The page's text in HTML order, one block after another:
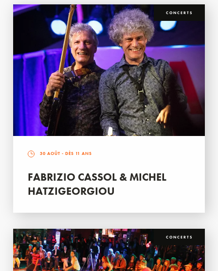
CONCERTS
30 AOÛT - DÈS 11 ANS
FABRIZIO CASSOL & MICHEL
HATZIGEORGIOU
CONCERTS